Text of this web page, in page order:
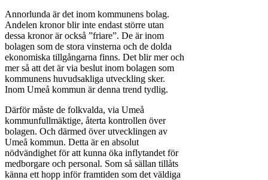
Annorlunda är det inom kommunens bolag.
Andelen kronor blir inte endast större utan
dessa kronor är också ”friare”. De är inom
bolagen som de stora vinsterna och de dolda
ekonomiska tillgångarna finns. Det blir mer och
mer så att det är via beslut inom bolagen som
kommunens huvudsakliga utveckling sker.
Inom Umeå kommun är denna trend tydlig.
Därför måste de folkvalda, via Umeå
kommunfullmäktige, återta kontrollen över
bolagen. Och därmed över utvecklingen av
Umeå kommun. Detta är en absolut
nödvändighet för att kunna öka inflytandet för
medborgare och personal. Som så sällan tillåts
känna ett hopp inför framtiden som det väldiga